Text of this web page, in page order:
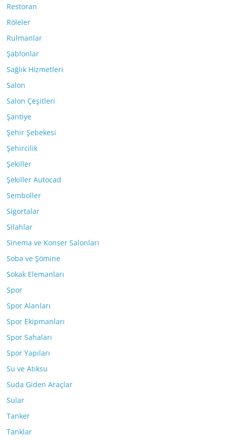
Restoran
Röleler
Rulmanlar
Şablonlar
Sağlık Hizmetleri
Salon
Salon Çeşitleri
Şantiye
Şehir Şebekesi
Şehircilik
Şekiller
Şekiller Autocad
Semboller
Sigortalar
Silahlar
Sinema ve Konser Salonları
Soba ve Şömine
Sokak Elemanları
Spor
Spor Alanları
Spor Ekipmanları
Spor Sahaları
Spor Yapıları
Su ve Atıksu
Suda Giden Araçlar
Sular
Tanker
Tanklar